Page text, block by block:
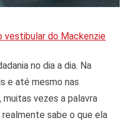
vestibular do Mackenzie
no dia a dia. Na
e até mesmo nas
vezes a palavra
sabe o que ela